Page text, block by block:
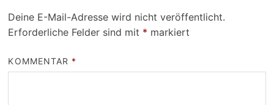
Deine E-Mail-Adresse wird nicht veröffentlicht.
Erforderliche Felder sind mit * markiert
KOMMENTAR *